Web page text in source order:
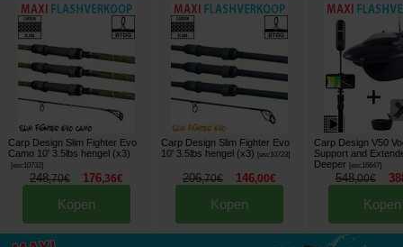
Carp Design Slim Fighter Evo
Camo 10' 3.5lbs hengel (x3)
[esc10732]
248,70€ 176,36€
Kopen
Carp Design Slim Fighter Evo
10' 3.5lbs hengel (x3)
[esc10723]
206,70€ 146,00€
Kopen
Carp Design V50
Support and
Deeper [esc16647]
548,00€
Kopen